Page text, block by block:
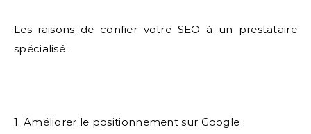
Les raisons de confier votre SEO à un prestataire
spécialisé :
1. Améliorer le positionnement sur Google :